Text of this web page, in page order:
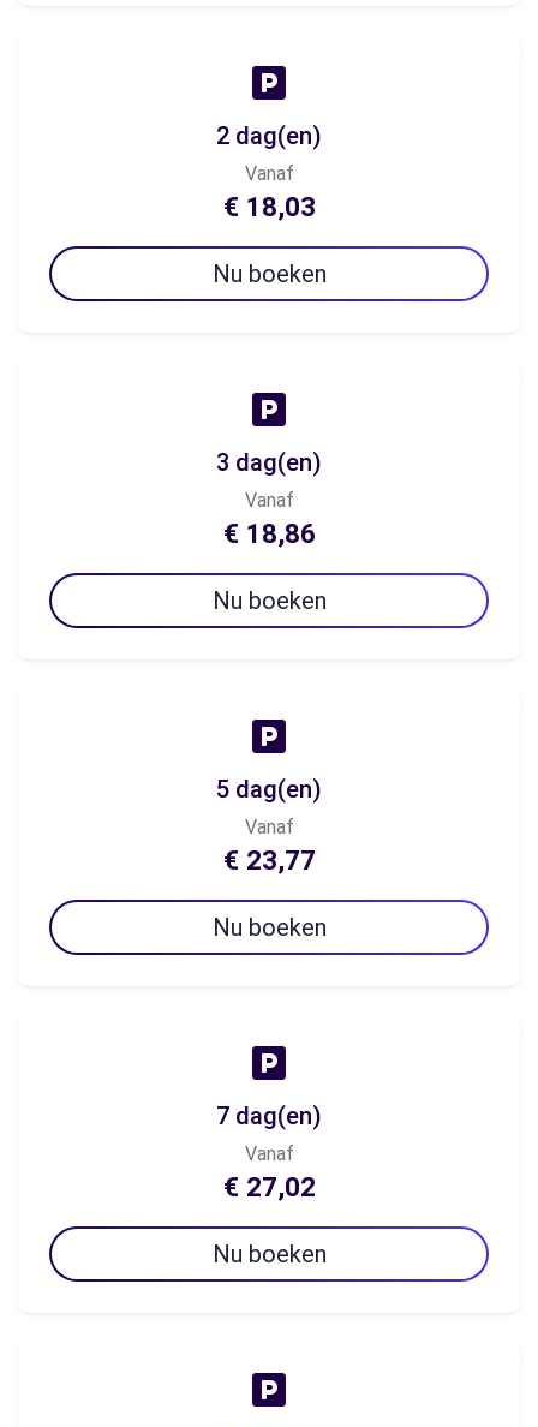
2 dag(en)
Vanaf
€ 18,03
Nu boeken
3 dag(en)
Vanaf
€ 18,86
Nu boeken
5 dag(en)
Vanaf
€ 23,77
Nu boeken
7 dag(en)
Vanaf
€ 27,02
Nu boeken